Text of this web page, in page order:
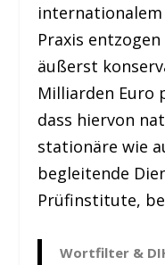
internationalem
Praxis
äußerst
Milliarden Euro
dass hiervon
stationäre wie
begleitende
Prüfinstitute,
Wortfilter &